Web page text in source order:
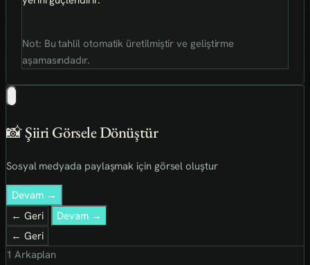
Not: Bu tahlil otomatik üretilmiştir ve geliştirme
aşamasındadır.
📸 Şiiri Görsele Dönüştür
Sosyal medyada paylaşmak için görsel oluştur
Devam →
← Geri
Devam →
← Geri
1 Arkaplan